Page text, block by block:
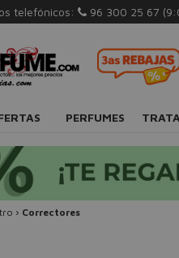
telefónicos: 96 300 25 67
PERFUMES
› Correctores